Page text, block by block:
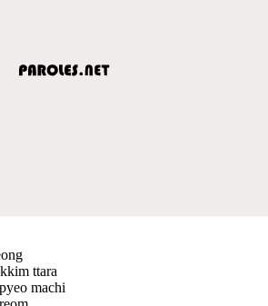
ttara
machi